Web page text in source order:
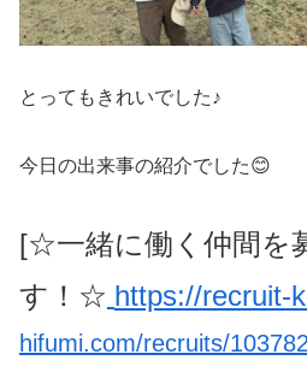
とってもきれいでした♪
今日の出来事の紹介でした😊
[☆一緒に働く仲間を
す！ ☆ https://recruit-
hifumi.com/recruits/